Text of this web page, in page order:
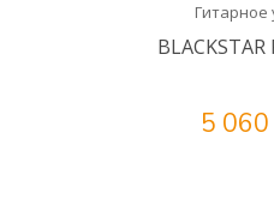
Гитарное
BLACKSTAR
5 060